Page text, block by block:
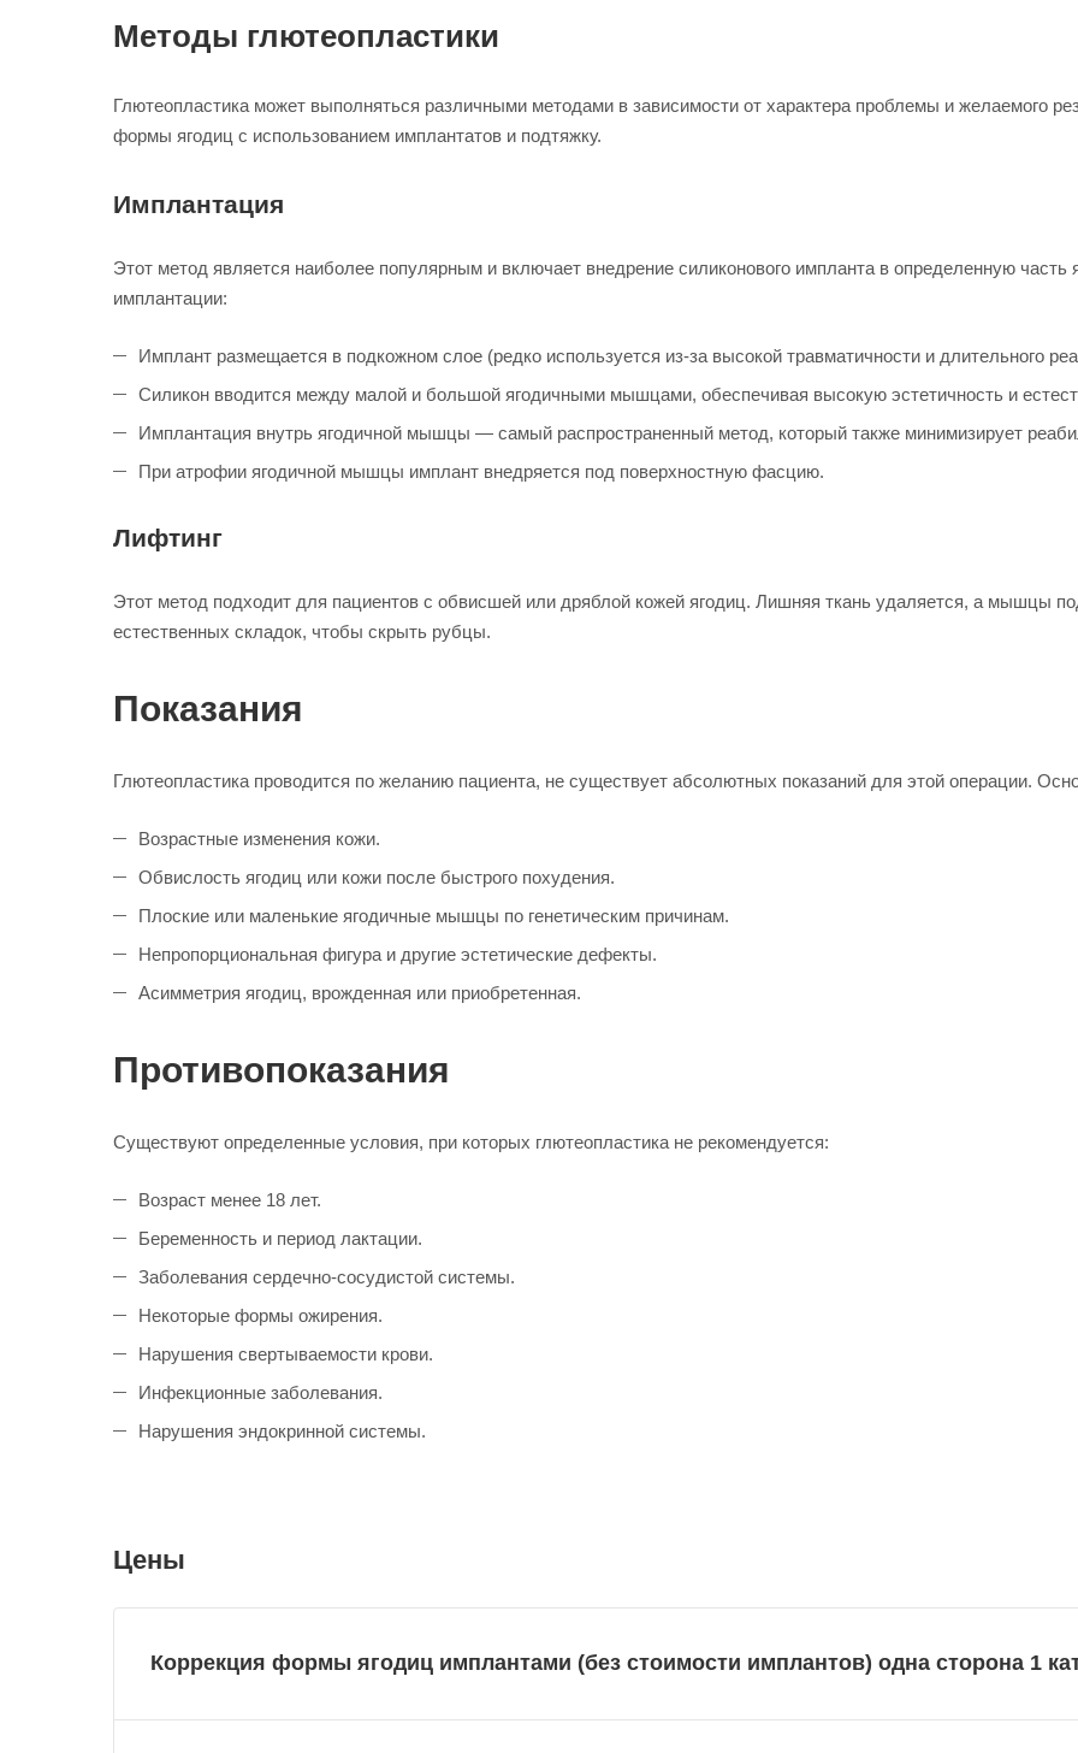
Методы глютеопластики
Глютеопластика может выполняться различными методами в зависимости от характера проблемы и желаемого
формы ягодиц с использованием имплантатов и подтяжку.
Имплантация
Этот метод является наиболее популярным и включает внедрение силиконового импланта в определенную часть
имплантации:
Имплант размещается в подкожном слое (редко используется из-за высокой травматичности и длительного
Силикон вводится между малой и большой ягодичными мышцами, обеспечивая высокую эстетичность и
Имплантация внутрь ягодичной мышцы — самый распространенный метод, который также минимизирует
При атрофии ягодичной мышцы имплант внедряется под поверхностную фасцию.
Лифтинг
Этот метод подходит для пациентов с обвисшей или дряблой кожей ягодиц. Лишняя ткань удаляется, а мышцы
естественных складок, чтобы скрыть рубцы.
Показания
Глютеопластика проводится по желанию пациента, не существует абсолютных показаний для этой операции.
Возрастные изменения кожи.
Обвислость ягодиц или кожи после быстрого похудения.
Плоские или маленькие ягодичные мышцы по генетическим причинам.
Непропорциональная фигура и другие эстетические дефекты.
Асимметрия ягодиц, врожденная или приобретенная.
Противопоказания
Существуют определенные условия, при которых глютеопластика не рекомендуется:
Возраст менее 18 лет.
Беременность и период лактации.
Заболевания сердечно-сосудистой системы.
Некоторые формы ожирения.
Нарушения свертываемости крови.
Инфекционные заболевания.
Нарушения эндокринной системы.
Цены
Коррекция формы ягодиц имплантами (без стоимости имплантов) одна сторона 1